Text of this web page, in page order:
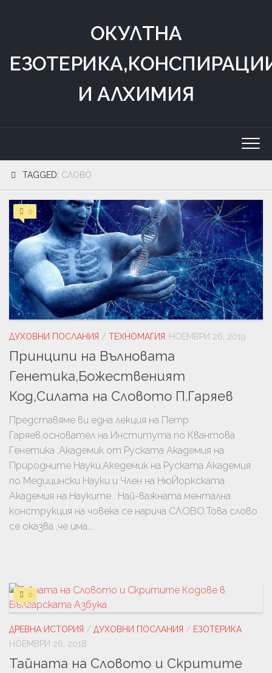
ОКУЛТНА
И АЛХИМИЯ
TAGGED: СЛОВО
0
ДУХОВНИ ПОСЛАНИЯ / ТЕХНОМАГИЯ НОЕМВРИ 26, 2019
Принципи на Вълновата
Генетика,Божественият
Код,Силата на Словото П.Гаряев
Представяме ви една лекция на Петр
Гаряев,основател на Института по Квантова
Генетика ,Академик от Руската Академия на
Природните Науки,Акедемик на Руската Академия
по Медицински Науки и Член на НюЙоркската
Академия на Науките . Най-важната ментална
конструкция на човека се нарича СЛОВО.Това слово
се оказва ,че има...
0
ДРЕВНА ИСТОРИЯ / ДУХОВНИ ПОСЛАНИЯ / ЕЗОТЕРИКА
НОЕМВРИ 26, 2018
Тайната на Словото и Скритите